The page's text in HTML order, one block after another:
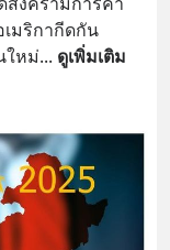
มริกากีดกัน
ใหม่... ดูเพิ่มเติม